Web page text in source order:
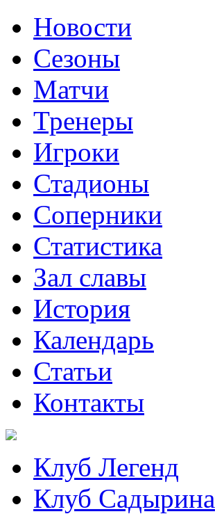
Новости
Сезоны
Матчи
Тренеры
Игроки
Стадионы
Соперники
Статистика
Зал славы
История
Календарь
Статьи
Контакты
Клуб Легенд
Клуб Садырина